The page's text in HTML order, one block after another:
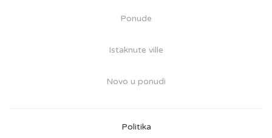
Ponude
Istaknute ville
Novo u ponudi
Politika